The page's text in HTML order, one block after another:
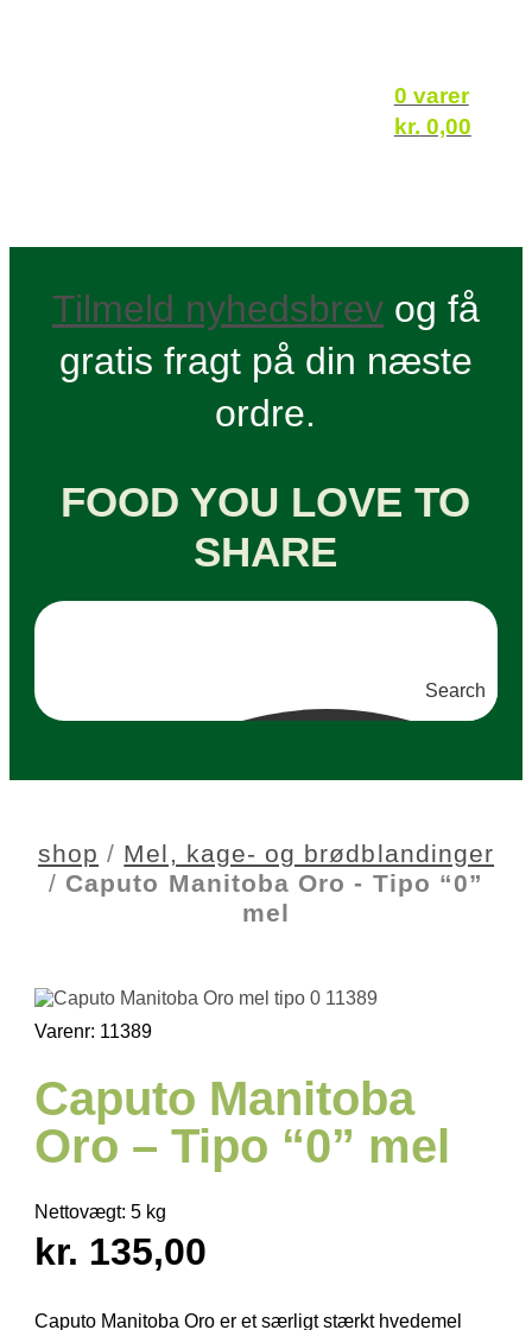
0 varer
kr. 0,00
Tilmeld nyhedsbrevog få
gratis fragt på din næste
ordre.
FOOD YOU LOVE TO
SHARE
Search
shop / Mel, kage- og brødblandinger
/ Caputo Manitoba Oro - Tipo “0”
mel
Varenr: 11389
Caputo Manitoba
Oro – Tipo “0” mel
Nettovægt: 5 kg
kr. 135,00
Caputo Manitoba Oro er et særligt stærkt hvedemel